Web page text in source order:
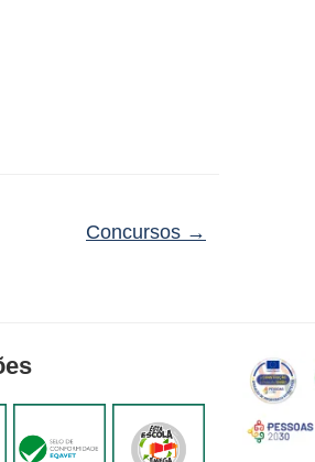
Concursos →